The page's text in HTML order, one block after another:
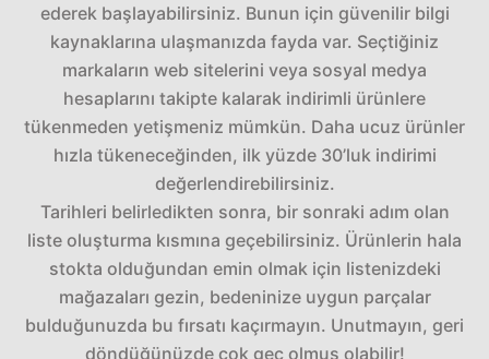
ederek başlayabilirsiniz. Bunun için güvenilir bilgi
kaynaklarına ulaşmanızda fayda var. Seçtiğiniz
markaların web sitelerini veya sosyal medya
hesaplarını takipte kalarak indirimli ürünlere
tükenmeden yetişmeniz mümkün. Daha ucuz ürünler
hızla tükeneceğinden, ilk yüzde 30’luk indirimi
değerlendirebilirsiniz.
Tarihleri belirledikten sonra, bir sonraki adım olan
liste oluşturma kısmına geçebilirsiniz. Ürünlerin hala
stokta olduğundan emin olmak için listenizdeki
mağazaları gezin, bedeninize uygun parçalar
bulduğunuzda bu fırsatı kaçırmayın. Unutmayın, geri
döndüğünüzde çok geç olmuş olabilir!